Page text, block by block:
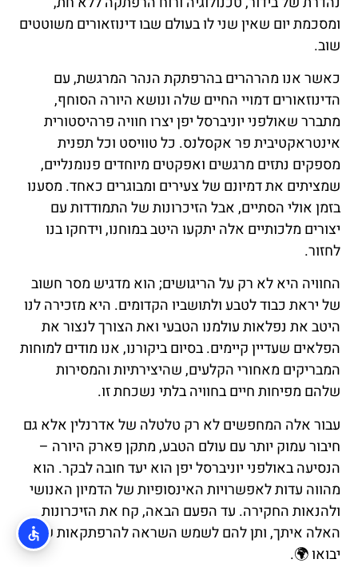
ומסכמת יום שאין שני לו בעולם שבו דינוזאורים משוטטים
שוב.
כאשר אנו מהרהרים בהרפתקת הנהר המרגשת, עם
הדינוזאורים דמויי החיים שלה ונושא היורה הסוחף,
מתברר שאולפני יוניברסל יפן יצרו חוויה פרהיסטורית
אינטראקטיבית פר אקסלנס. כל טוויסט וכל תפנית
מספקים נתזים מרגשים ואפקטים מיוחדים פנומנליים,
שמציתים את דמיונם של צעירים ומבוגרים כאחד. מסענו
בזמן אולי הסתיים, אבל הזיכרונות של התמודדות עם
יצורים מלכותיים אלה יתקעו היטב במוחנו, וידחקו בנו
לחזור.
החוויה היא לא רק על הריגושים; הוא מדגיש מסר חשוב
של יראת כבוד לטבע ולתושביו הקדומים. היא מזכירה לנו
היטב את נפלאות עולמנו הטבעי ואת הצורך לנצור את
הפלאים שעדיין קיימים. בסיום ביקורנו, אנו מודים למוחות
המבריקים מאחורי הקלעים, שהיצירתיות והמסירות
שלהם מפיחות חיים בחוויה בלתי נשכחת זו.
עבור אלה המחפשים לא רק טלטלה של אדרנלין אלא גם
חיבור עמוק יותר עם עולם הטבע, מתקן פארק היורה –
הנסיעה באולפני יוניברסל יפן הוא יעד חובה לבקר. הוא
מהווה עדות לאפשרויות האינסופיות של הדמיון האנושי
ולהנאות החקירה. עד הפעם הבאה, קח את הזיכרונות
האלה איתך, ותן להם לשמש השראה להרפתקאות שעוד
יבואו 🌍.